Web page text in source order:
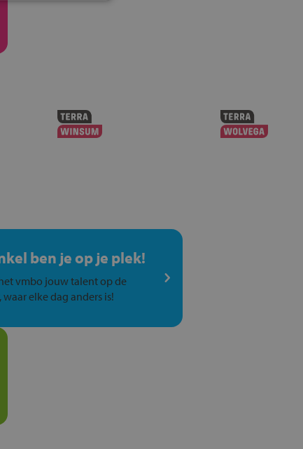
ben je op je plek!
vmbo jouw talent op de
elke dag anders is!